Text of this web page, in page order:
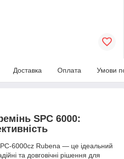
Доставка Оплата Умови
SPC 6000:
6000cz Rubena — це ідеальний
та довговічні рішення для